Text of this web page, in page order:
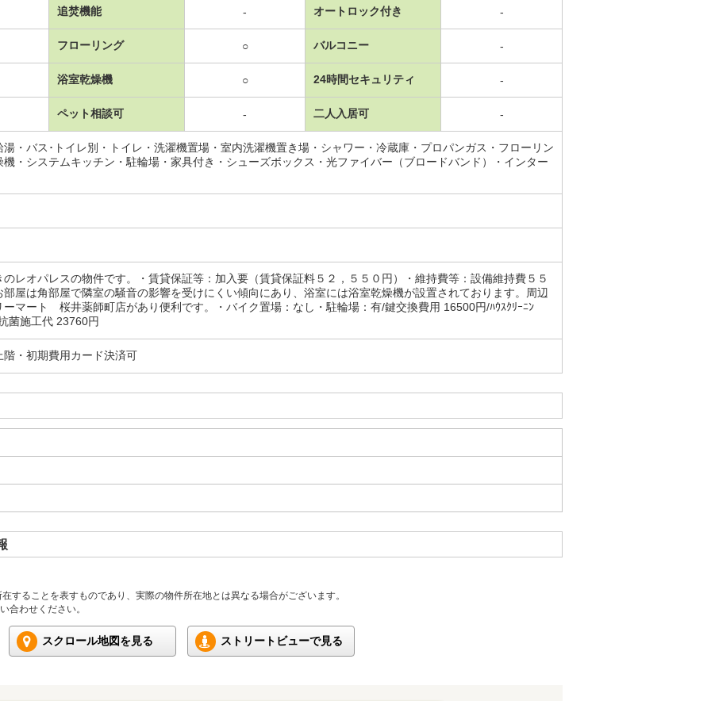
追焚機能 - オートロック付き -
フローリング ○ バルコニー -
浴室乾燥機 ○ 24時間セキュリティ -
ペット相談可 - 二人入居可 -
湯・バス･トイレ別・トイレ・洗濯機置場・室内洗濯機置き場・シャワー・冷蔵庫・プロパンガス・フローリン
機・システムキッチン・駐輪場・家具付き・シューズボックス・光ファイバー（ブロードバンド）・インター
のレオパレスの物件です。・賃貸保証等：加入要（賃貸保証料５２，５５０円）・維持費等：設備維持費５５
部屋は角部屋で隣室の騒音の影響を受けにくい傾向にあり、浴室には浴室乾燥機が設置されております。周辺
ーマート 桜井薬師町店があり便利です。・バイク置場：なし・駐輪場：有/鍵交換費用 16500円/ﾊｳｽｸﾘｰﾆﾝ
菌施工代 23760円
階・初期費用カード決済可
することを表すものであり、実際の物件所在地とは異なる場合がございます。
合わせください。
スクロール地図を見る ストリートビューで見る